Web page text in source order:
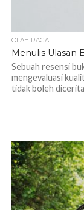
OLAH RAGA
Menulis Ulasan
Sebuah resensi
mengevaluasi
tidak boleh